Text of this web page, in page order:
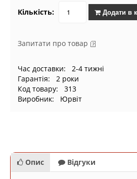
Кількість: Додати в
Запитати про товар
Час доставки: 2-4 тижні
Гарантія: 2 роки
Код товару: 313
Виробник: Юрвіт
Опис Відгуки